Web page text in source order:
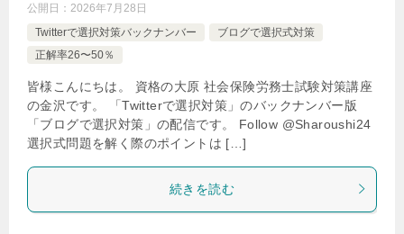
公開日： 2026年7月28日
Twitterで選択対策バックナンバー
ブログで選択式対策
正解率26〜50％
皆様こんにちは。 資格の大原 社会保険労務士試験対策講座
の金沢です。 「Twitterで選択対策」のバックナンバー版
「ブログで選択対策」の配信です。 Follow @Sharoushi24
選択式問題を解く際のポイントは […]
続きを読む